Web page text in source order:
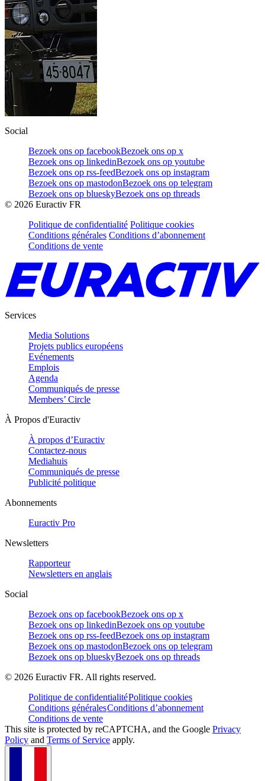
Social
Bezoek ons op facebookBezoek ons op x
Bezoek ons op linkedinBezoek ons op youtube
Bezoek ons op rss-feedBezoek ons op instagram
Bezoek ons op mastodonBezoek ons op telegram
Bezoek ons op blueskyBezoek ons op threads
© 2026 Euractiv FR
Politique de confidentialité Politique cookies
Conditions générales Conditions d’abonnement
Conditions de vente
Services
Media Solutions
Projets publics européens
Evénements
Emplois
Agenda
Communiqués de presse
Members’ Circle
À Propos d'Euractiv
À propos d’Euractiv
Contactez-nous
Mediahuis
Communiqués de presse
Publicité politique
Abonnements
Euractiv Pro
Newsletters
Rapporteur
Newsletters en anglais
Social
Bezoek ons op facebookBezoek ons op x
Bezoek ons op linkedinBezoek ons op youtube
Bezoek ons op rss-feedBezoek ons op instagram
Bezoek ons op mastodonBezoek ons op telegram
Bezoek ons op blueskyBezoek ons op threads
© 2026 Euractiv FR. All rights reserved.
Politique de confidentialitéPolitique cookies
Conditions généralesConditions d’abonnement
Conditions de vente
This site is protected by reCAPTCHA, and the Google Privacy
Policy and Terms of Service apply.